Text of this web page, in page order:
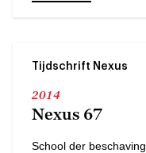
Tijdschrift Nexus
2014
Nexus 67
School der beschaving